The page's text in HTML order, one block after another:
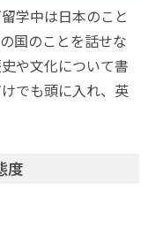
学中は日本のこと
国のことを話せな
や文化について書
でも頭に入れ、英
度